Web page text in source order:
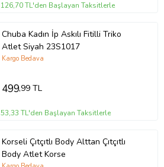
126,70 TL'den Başlayan Taksitlerle
Chuba Kadın İp Askılı Fitilli Triko
Atlet Siyah 23S1017
Kargo Bedava
499,99 TL
53,33 TL'den Başlayan Taksitlerle
Korseli Çıtçıtlı Body Alttan Çıtçıtlı
Body Atlet Korse